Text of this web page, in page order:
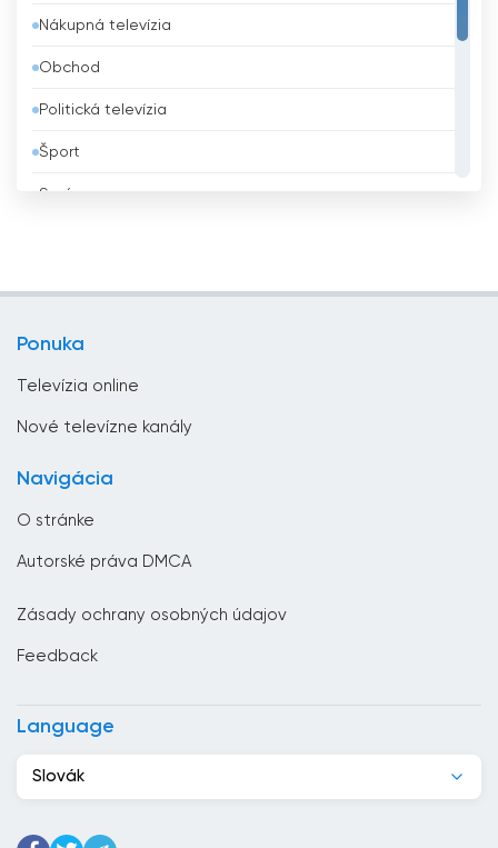
Benin
Bhután
Bielorusko
Bolívia
Cyprus
Dánsko
Ekvádor
Nákupná televízia
Obchod
Politická televízia
Šport
Správy
Ponuka
Televízia online
Nové televízne kanály
Navigácia
O stránke
Autorské práva DMCA
Zásady ochrany osobných údajov
Feedback
Language
Slovák